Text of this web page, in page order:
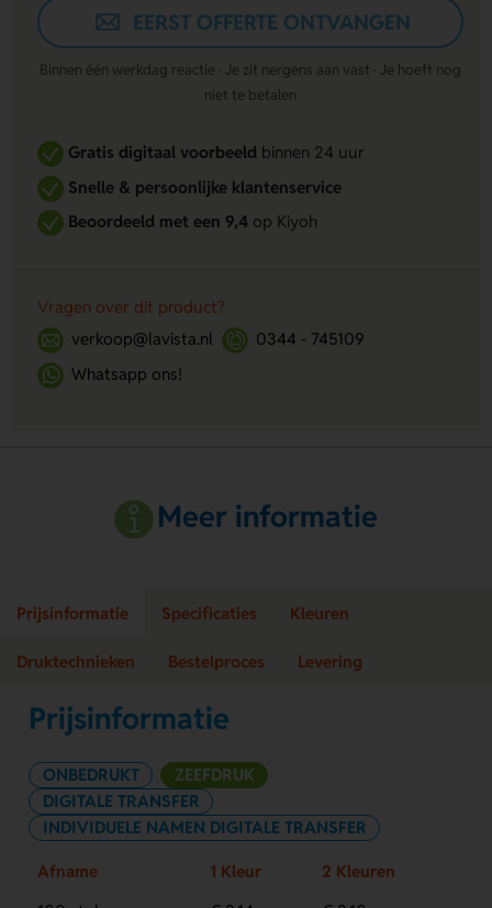
EERST OFFERTE ONTVANGEN
Binnen één werkdag reactie · Je zit nergens aan vast · Je hoeft nog
niet te betalen
Gratis digitaal voorbeeldbinnen 24 uur
Snelle & persoonlijke klantenservice
Beoordeeld met een 9,4op Kiyoh
Vragen over dit product?
verkoop@lavista.nl
0344 - 745109
Whatsapp ons!
Meer informatie
Prijsinformatie Specificaties Kleuren
Druktechnieken Bestelproces Levering
Prijsinformatie
ONBEDRUKT
ZEEFDRUK
DIGITALE TRANSFER
INDIVIDUELE NAMEN DIGITALE TRANSFER
Afname 1 Kleur
2 Kleuren